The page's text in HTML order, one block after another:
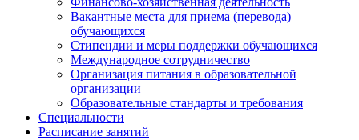
Вакантные места для приема (перевода)
обучающихся
Стипендии и меры поддержки обучающихся
Международное сотрудничество
Организация питания в образовательной
организации
Образовательные стандарты и требования
Специальности
Расписание занятий